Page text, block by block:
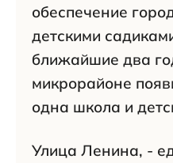
обеспечение
детскими
ближайшие два
микрорайоне
одна школа и
Улица Ленина, -